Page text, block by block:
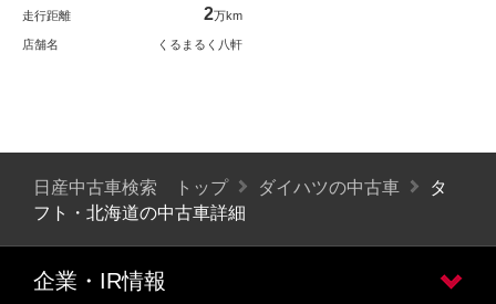
走行距離
2万km
店舗名 くるまるく八軒
日産中古車検索 トップ ダイハツの中古車
タ
フト・北海道の中古車詳細
企業・IR情報